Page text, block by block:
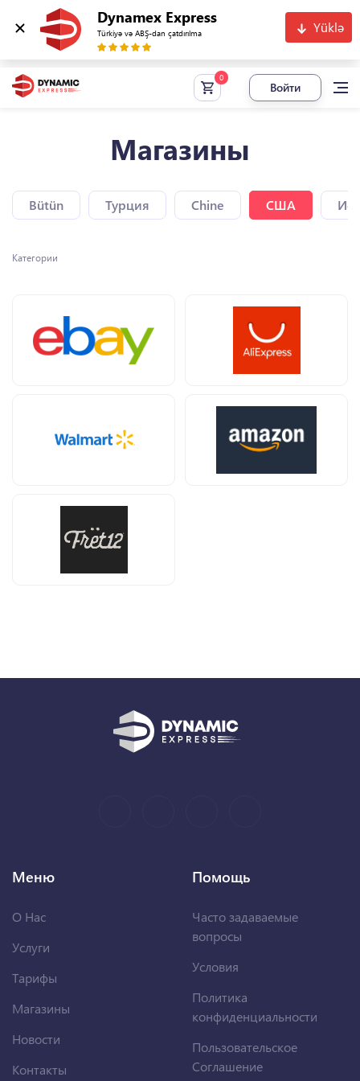
Dynamex Express
Türkiyə və ABŞ-dan çatdırılma Yüklə
Войти
Магазины
Bütün Турция Chine США
Категории
Меню
О Нас
Услуги
Тарифы
Магазины
Новости
Контакты
Помощь
Часто задаваемые
вопросы
Условия
Политика
конфиденциальности
Пользовательское
Соглашение